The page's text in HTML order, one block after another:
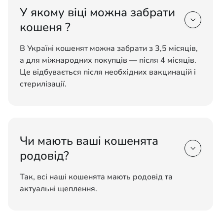
У якому віці можна забрати
кошеня ?

В Україні кошенят можна забрати з 3,5 місяців,
а для міжнародних покупців — після 4 місяців.
Це відбувається після необхідних вакцинацій і
стерилізації.
Чи мають ваші кошенята
родовід?

Так, всі наші кошенята мають родовід та
актуальні щеплення.